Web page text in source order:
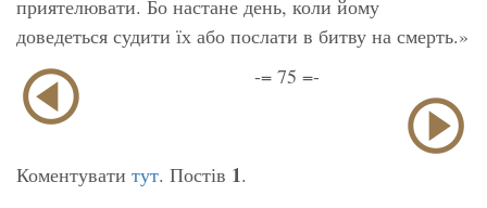
приятелювати. Бо настане день, коли йому
доведеться судити їх або послати в битву на смерть.»
-= 75 =-
Коментувати тут. Постів 1.